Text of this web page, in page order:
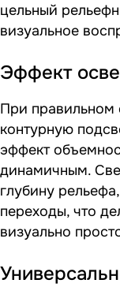
цельный
визуальное
Эффект
При правильном
контурную
эффект
динамичным.
глубину
переходы, что
визуально